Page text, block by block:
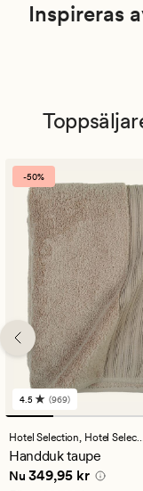
Inspireras
-50%
969
omdömen
med
ett
genomsnittligt
betyg
4.5 (969)
Hotel Selection, Hotel Selection
Handduk taupe
Nuvarande pris
Nu 349,95 kr